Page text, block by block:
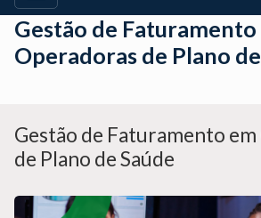
Gestão de Faturamento
Operadoras de Plano
Gestão de Faturamento
de Plano de Saúde